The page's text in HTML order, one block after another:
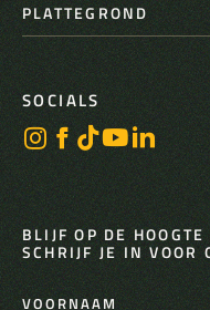
PLATTEGROND
SOCIALS
BLIJF OP DE
SCHRIJF JE IN VOOR
VOORNAAM